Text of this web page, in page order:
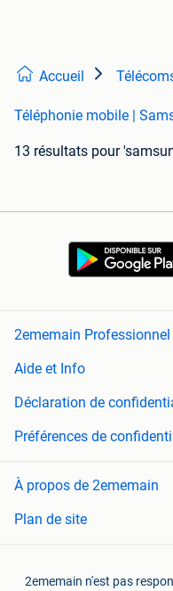
Accueil
Téléphonie mobile |
13 résultats pour
2ememain Professionnel
Aide et Info
Déclaration de
Préférences de
À propos de 2ememain
Plan de site
2ememain n'est pas